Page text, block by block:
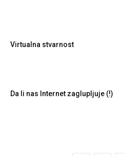
Virtualna stvarnost
Da li nas Internet zaglupljuje (!)